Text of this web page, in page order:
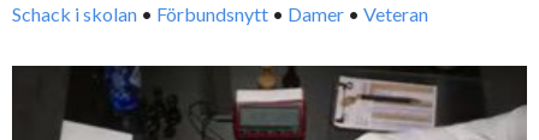
Schack i skolan • Förbundsnytt • Damer • Veteran